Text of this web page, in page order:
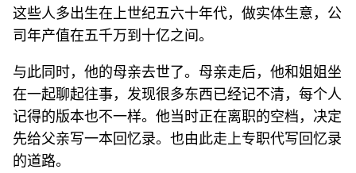
这些人多出生在上世纪五六十年代，做实体生意，公
司年产值在五千万到十亿之间。
与此同时，他的母亲去世了。母亲走后，他和姐姐坐
在一起聊起往事，发现很多东西已经记不清，每个人
记得的版本也不一样。他当时正在离职的空档，决定
先给父亲写一本回忆录。也由此走上专职代写回忆录
的道路。